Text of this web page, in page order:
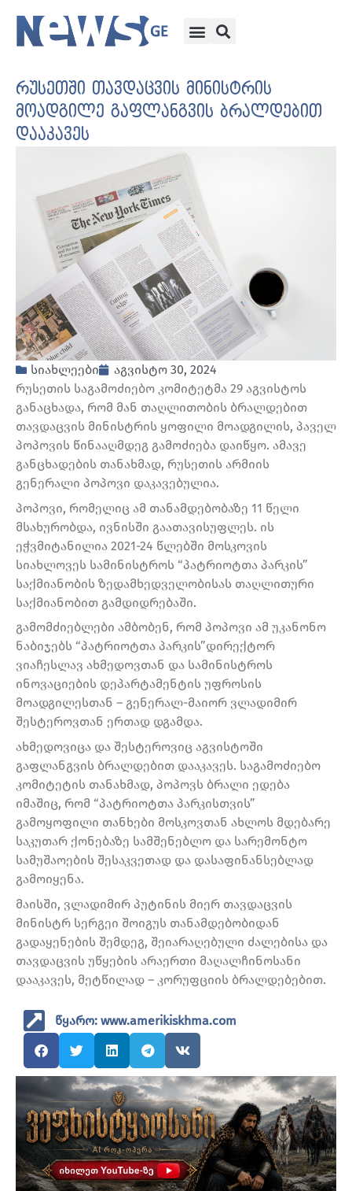
რუსეთში თავდაცვის მინისტრის
მოადგილე გაფლანგვის ბრალდებით
დააკავეს
სიახლეები
აგვისტო 30, 2024
რუსეთის საგამოძიებო კომიტეტმა 29 აგვისტოს
განაცხადა, რომ მან თაღლითობის ბრალდებით
თავდაცვის მინისტრის ყოფილი მოადგილის, პაველ
პოპოვის წინააღმდეგ გამოძიება დაიწყო. ამავე
განცხადების თანახმად, რუსეთის არმიის
გენერალი პოპოვი დაკავებულია.
პოპოვი, რომელიც ამ თანამდებობაზე 11 წელი
მსახურობდა, ივნისში გაათავისუფლეს. ის
ეჭვმიტანილია 2021-24 წლებში მოსკოვის
სიახლოვეს სამინისტროს “პატრიოტთა პარკის”
საქმიანობის ზედამხედველობისას თაღლითური
საქმიანობით გამდიდრებაში.
გამომძიებლები ამბობენ, რომ პოპოვი ამ უკანონო
ნაბიჯებს “პატრიოტთა პარკის”დირექტორ
ვიაჩესლავ ახმედოვთან და სამინისტროს
ინოვაციების დეპარტამენტის უფროსის
მოადგილესთან – გენერალ-მაიორ ვლადიმირ
შესტეროვთან ერთად დგამდა.
ახმედოვიცა და შესტეროვიც აგვისტოში
გაფლანგვის ბრალდებით დააკავეს. საგამოძიებო
კომიტეტის თანახმად, პოპოვს ბრალი ედება
იმაშიც, რომ “პატრიოტთა პარკისთვის”
გამოყოფილი თანხები მოსკოვთან ახლოს მდებარე
საკუთარ ქონებაზე სამშენებლო და სარემონტო
სამუშაოების შესაკვეთად და დასაფინანსებლად
გამოიყენა.
მაისში, ვლადიმირ პუტინის მიერ თავდაცვის
მინისტრ სერგეი შოიგუს თანამდებობიდან
გადაყენების შემდეგ, შეიარაღებული ძალებისა და
თავდაცვის უწყების არაერთი მაღალჩინოსანი
დააკავეს, მეტწილად – კორუფციის ბრალდებებით.
წყარო: www.amerikiskhma.com